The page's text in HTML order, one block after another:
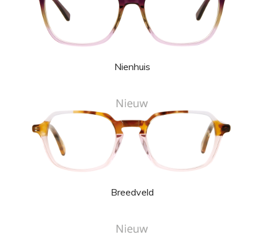
Nienhuis
Breedveld